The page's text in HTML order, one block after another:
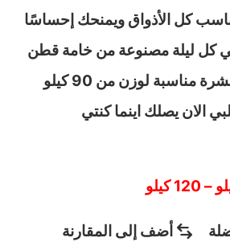
كل الأذواق ويمنحك إحساسًا
في كل ليلة مصنوعة من خامة قطن
ليكرا ناعمة على البشرة مناسبة لوزن من 90 كيلو
أضف إلى المقارنة